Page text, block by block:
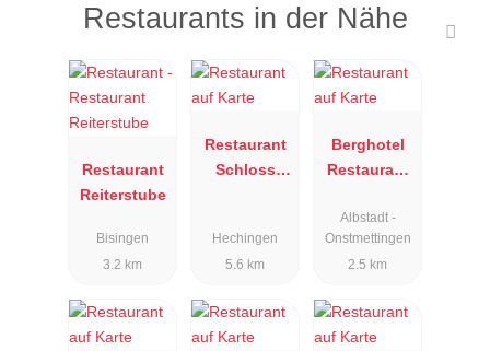
Restaurants in der Nähe
Restaurant
Reiterstube
Bisingen
3.2 km
Restaurant
Schloss
Hechingen
5.6 km
Berghotel
Restaurant
of
Albstadt -
Onstmettingen
2.5 km